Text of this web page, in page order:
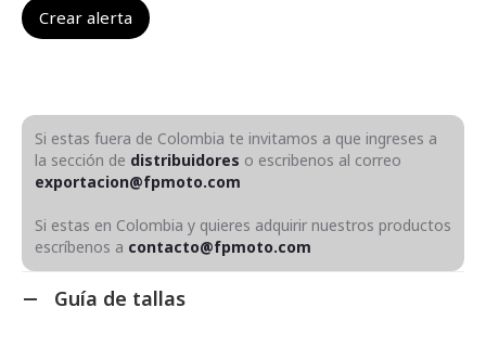
Si estas fuera de Colombia te invitamos a que ingreses a
la sección de distribuidores o escribenos al correo
exportacion@fpmoto.com
Si estas en Colombia y quieres adquirir nuestros productos
escríbenos a contacto@fpmoto.com
Guía de tallas